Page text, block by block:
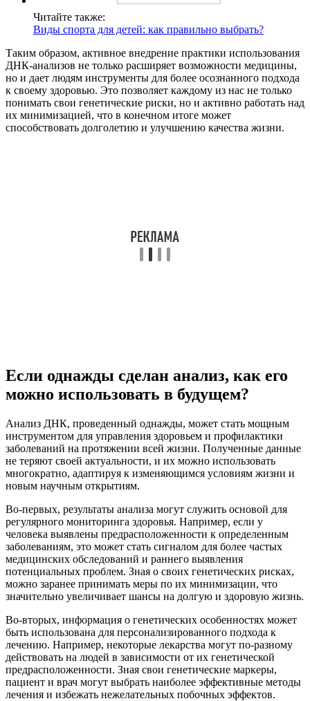
Читайте также:
Виды спорта для детей: как правильно выбрать?
Таким образом, активное внедрение практики использования
ДНК-анализов не только расширяет возможности медицины,
но и дает людям инструменты для более осознанного подхода
к своему здоровью. Это позволяет каждому из нас не только
понимать свои генетические риски, но и активно работать над
их минимизацией, что в конечном итоге может
способствовать долголетию и улучшению качества жизни.
Если однажды сделан анализ, как его
можно использовать в будущем?
Анализ ДНК, проведенный однажды, может стать мощным
инструментом для управления здоровьем и профилактики
заболеваний на протяжении всей жизни. Полученные данные
не теряют своей актуальности, и их можно использовать
многократно, адаптируя к изменяющимся условиям жизни и
новым научным открытиям.
Во-первых, результаты анализа могут служить основой для
регулярного мониторинга здоровья. Например, если у
человека выявлены предрасположенности к определенным
заболеваниям, это может стать сигналом для более частых
медицинских обследований и раннего выявления
потенциальных проблем. Зная о своих генетических рисках,
можно заранее принимать меры по их минимизации, что
значительно увеличивает шансы на долгую и здоровую жизнь.
Во-вторых, информация о генетических особенностях может
быть использована для персонализированного подхода к
лечению. Например, некоторые лекарства могут по-разному
действовать на людей в зависимости от их генетической
предрасположенности. Зная свои генетические маркеры,
пациент и врач могут выбрать наиболее эффективные методы
лечения и избежать нежелательных побочных эффектов.